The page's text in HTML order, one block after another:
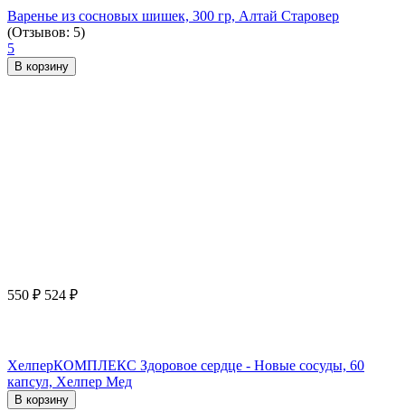
Варенье из сосновых шишек, 300 гр, Алтай Старовер
(Отзывов: 5)
5
В корзину
550 ₽ 524 ₽
ХелперКОМПЛЕКС Здоровое сердце - Новые сосуды, 60
капсул, Хелпер Мед
В корзину